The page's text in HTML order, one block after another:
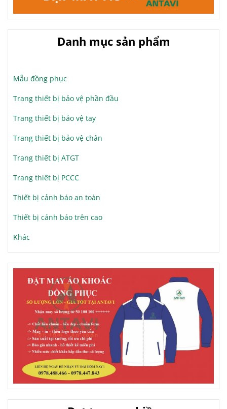
Danh mục sản phẩm
Mẫu đồng phục
Trang thiết bị bảo vệ phần đầu
Trang thiết bị bảo vệ tay
Trang thiết bị bảo vệ chân
Trang thiết bị ATGT
Trang thiết bị PCCC
Thiết bị cảnh báo an toàn
Thiết bị cảnh báo trên cao
Khác